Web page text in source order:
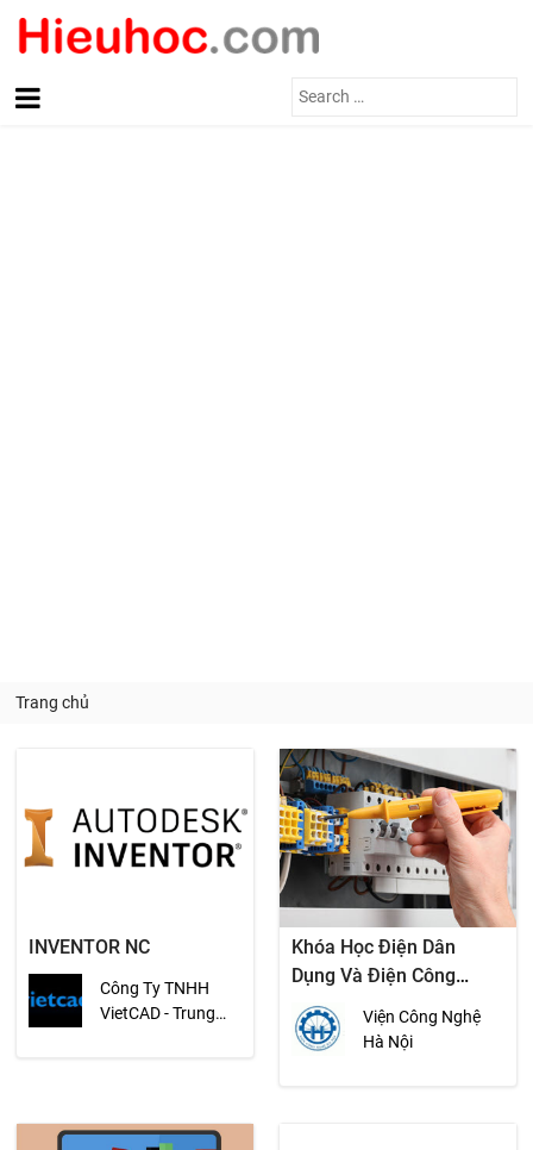
Search
Trang chủ
INVENTOR NC
Công Ty TNHH
VietCAD - Trung
Khóa Học Điện Dân
Dụng Và Điện Công
Nghiệp
Viện Công Nghệ
Hà Nội